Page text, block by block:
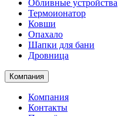
Обливные устройства
Термоионатор
Ковши
Опахало
Шапки для бани
Дровница
Компания
Компания
Контакты